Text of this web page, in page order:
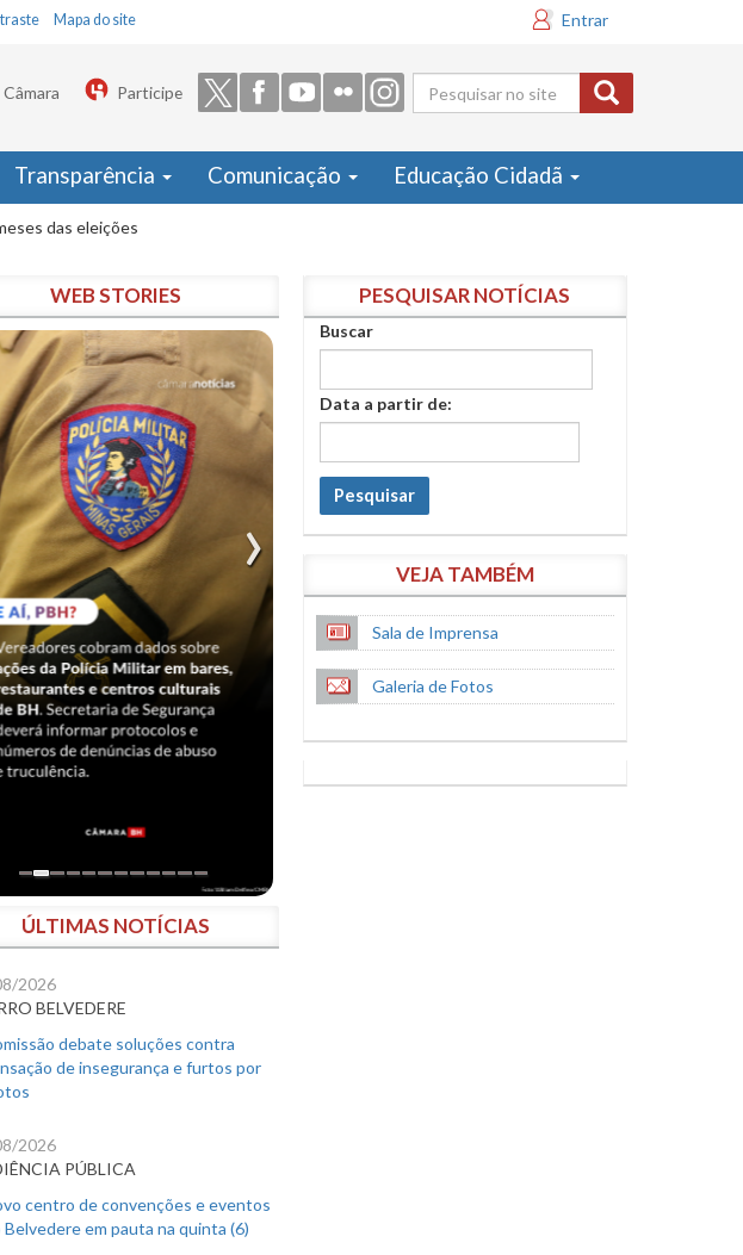
Mapa do site Entrar
Formulário
de busca
Câmara Participe
Transparência Comunicação Educação Cidadã
das eleições
WEB STORIES
ÚLTIMAS NOTÍCIAS
2026
BELVEDERE
debate soluções contra
de insegurança e furtos por
2026
PÚBLICA
centro de convenções e eventos
Belvedere em pauta na quinta (6)
PESQUISAR NOTÍCIAS
Buscar
Data a partir de:
Pesquisar
VEJA TAMBÉM
Sala de Imprensa
Galeria de Fotos